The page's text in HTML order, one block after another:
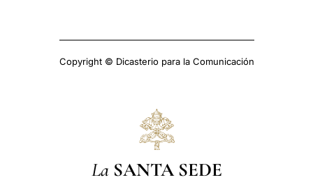
Copyright © Dicasterio para la Comunicación
La SANTA SEDE